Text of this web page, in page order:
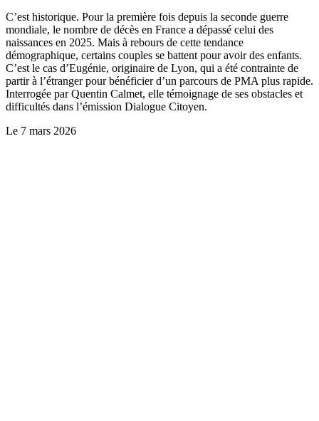
C’est historique. Pour la première fois depuis la seconde guerre
mondiale, le nombre de décès en France a dépassé celui des
naissances en 2025. Mais à rebours de cette tendance
démographique, certains couples se battent pour avoir des enfants.
C’est le cas d’Eugénie, originaire de Lyon, qui a été contrainte de
partir à l’étranger pour bénéficier d’un parcours de PMA plus rapide.
Interrogée par Quentin Calmet, elle témoignage de ses obstacles et
difficultés dans l’émission Dialogue Citoyen.
Le 7 mars 2026